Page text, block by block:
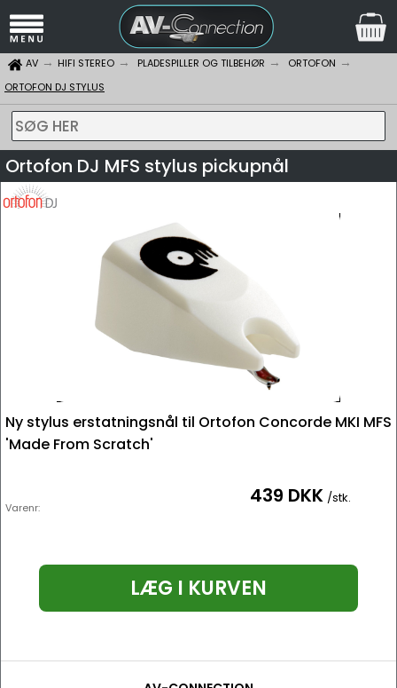
AV HIFI STEREO PLADESPILLER OG TILBEHØR
ORTOFON
ORTOFON DJ STYLUS
SØG HER
Ortofon DJ MFS stylus pickupnål
Ny stylus erstatningsnål til Ortofon Concorde MKI MFS
'Made From Scratch'
Varenr: 439 DKK /stk.
LÆG I KURVEN